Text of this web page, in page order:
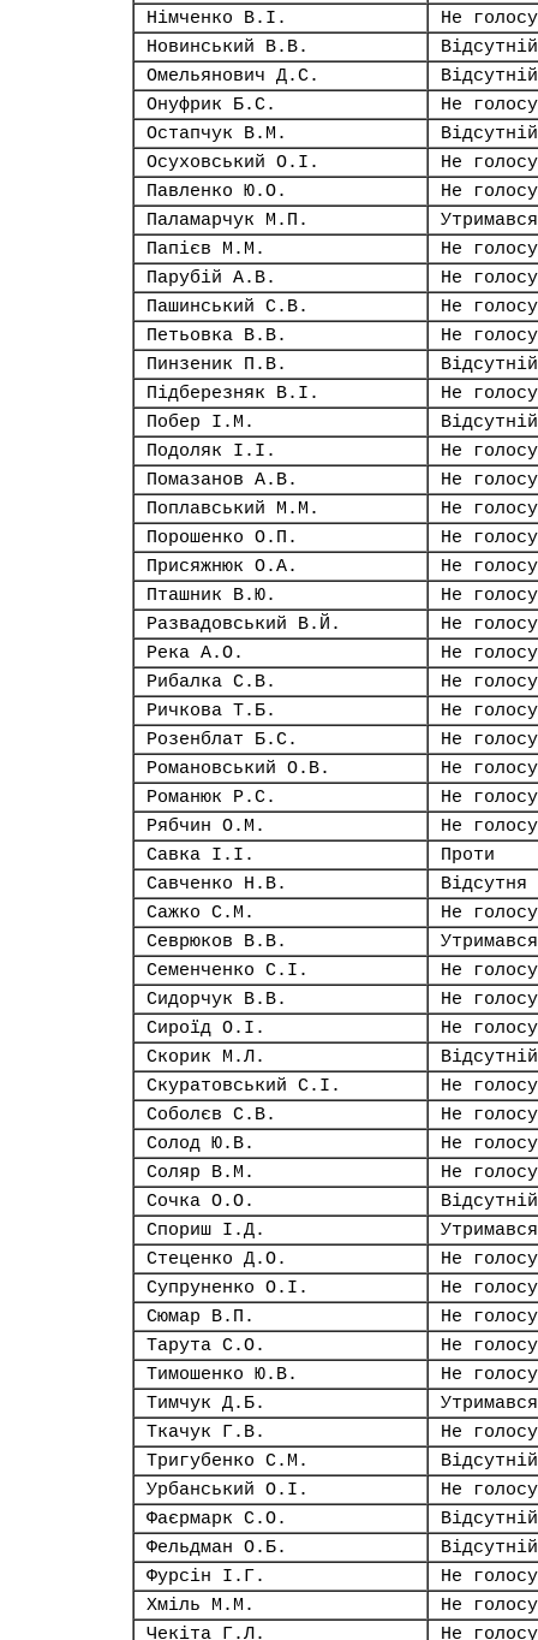
Німченко В.І.
Не
Новинський В.В.
Відсутній
Омельянович Д.С.
Відсутній
Онуфрик Б.С.
Не
Остапчук В.М.
Відсутній
Осуховський О.І.
Не
Павленко Ю.О.
Не
Паламарчук М.П.
Утримався
Папієв М.М.
Не
Парубій А.В.
Не
Пашинський С.В.
Не
Петьовка В.В.
Не
Пинзеник П.В.
Відсутній
Підберезняк В.І.
Не
Побер І.М.
Відсутній
Подоляк І.І.
Не
Помазанов А.В.
Не
Поплавський М.М.
Не
Порошенко О.П.
Не
Присяжнюк О.А.
Не
Пташник В.Ю.
Не
Развадовський В.Й.
Не
Река А.О.
Не
Рибалка С.В.
Не
Ричкова Т.Б.
Не
Розенблат Б.С.
Не
Романовський О.В.
Не
Романюк Р.С.
Не
Рябчин О.М.
Не
Савка І.І.
Проти
Савченко Н.В.
Відсутня
Сажко С.М.
Не
Севрюков В.В.
Утримався
Семенченко С.І.
Не
Сидорчук В.В.
Не
Сироїд О.І.
Не
Скорик М.Л.
Відсутній
Скуратовський С.І.
Не
Соболєв С.В.
Не
Солод Ю.В.
Не
Соляр В.М.
Не
Сочка О.О.
Відсутній
Спориш І.Д.
Утримався
Стеценко Д.О.
Не
Супруненко О.І.
Не
Сюмар В.П.
Не
Тарута С.О.
Не
Тимошенко Ю.В.
Не
Тимчук Д.Б.
Утримався
Ткачук Г.В.
Не
Тригубенко С.М.
Відсутній
Урбанський О.І.
Не
Фаєрмарк С.О.
Відсутній
Фельдман О.Б.
Відсутній
Фурсін І.Г.
Не
Хміль М.М.
Не
Чекіта Г.Л.
Не